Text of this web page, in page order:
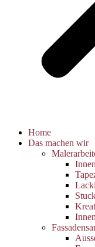
Home
Das machen wir